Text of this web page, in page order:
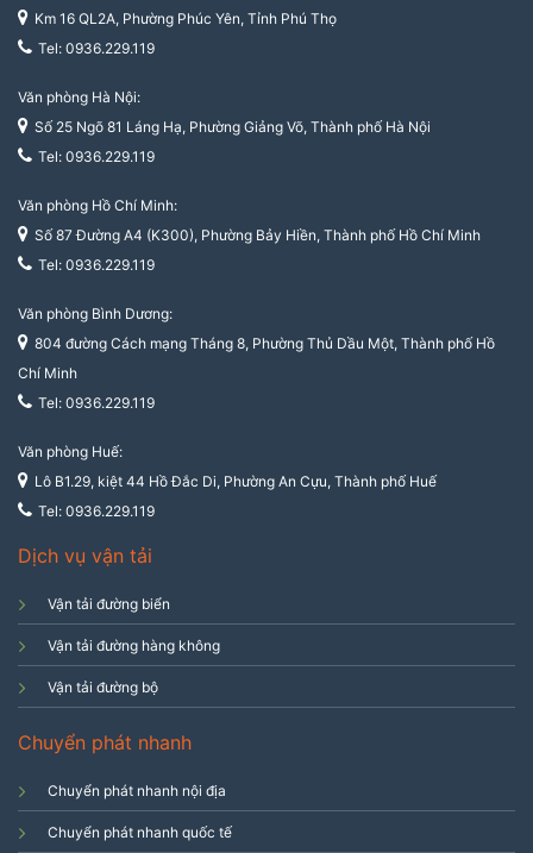
Km 16 QL2A, Phường Phúc Yên, Tỉnh Phú Thọ
Tel: 0936.229.119
Văn phòng Hà Nội:
Số 25 Ngõ 81 Láng Hạ, Phường Giảng Võ, Thành phố Hà Nội
Tel: 0936.229.119
Văn phòng Hồ Chí Minh:
Số 87 Đường A4 (K300), Phường Bảy Hiền, Thành phố Hồ Chí Minh
Tel: 0936.229.119
Văn phòng Bình Dương:
804 đường Cách mạng Tháng 8, Phường Thủ Dầu Một, Thành phố Hồ
Chí Minh
Tel: 0936.229.119
Văn phòng Huế:
Lô B1.29, kiệt 44 Hồ Đắc Di, Phường An Cựu, Thành phố Huế
Tel: 0936.229.119
Dịch vụ vận tải
Vận tải đường biển
Vận tải đường hàng không
Vận tải đường bộ
Chuyển phát nhanh
Chuyển phát nhanh nội địa
Chuyển phát nhanh quốc tế